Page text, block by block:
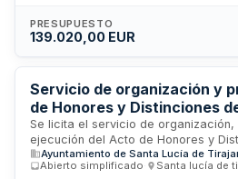
para el desarrollo de las
Cristo, Fiestas de San Andrés y
permitiendo que los licitadores
adjudicatario debe garantizar el
normativa de prevención de riesgos
espectáculos públicos y criterios de
PRESUPUESTO
139.020,00 EUR
Servicio de organización y
de Honores y Distinciones
Santa Lucía de Tirajana
Se licita el servicio de
ejecución del Acto de Honores y
Ayuntamiento de Santa Lucía de
la prestación integral de servicios
Ayuntamiento de Santa Lucía de
Abierto simplificado
Santa lucía de